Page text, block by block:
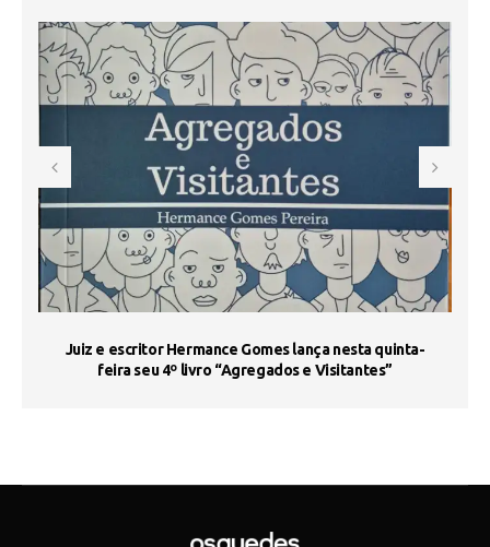
Juiz e escritor Hermance Gomes lança nesta quinta-
feira seu 4º livro “Agregados e Visitantes”